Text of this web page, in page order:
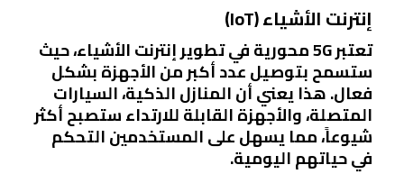
إنترنت الأشياء (IoT)
تعتبر 5G محورية في تطوير إنترنت الأشياء، حيث
ستسمح بتوصيل عدد أكبر من الأجهزة بشكل
فعال. هذا يعني أن المنازل الذكية، السيارات
المتصلة، والأجهزة القابلة للارتداء ستصبح أكثر
شيوعاً، مما يسهل على المستخدمين التحكم
في حياتهم اليومية.